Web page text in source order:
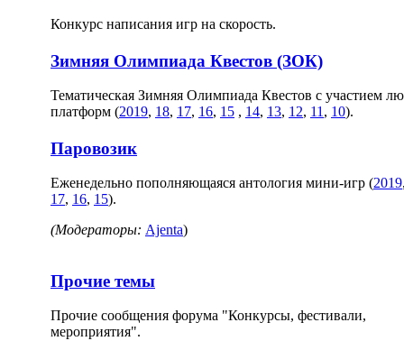
Конкурс написания игр на скорость.
Зимняя Олимпиада Квестов (ЗОК)
Тематическая Зимняя Олимпиада Квестов с участием
платформ (2019, 18, 17, 16, 15 , 14, 13, 12, 11, 10).
Паровозик
Еженедельно пополняющаяся антология мини-игр (2019
17, 16, 15).
(Модераторы: Ajenta)
Прочие темы
Прочие сообщения форума "Конкурсы, фестивали,
мероприятия".